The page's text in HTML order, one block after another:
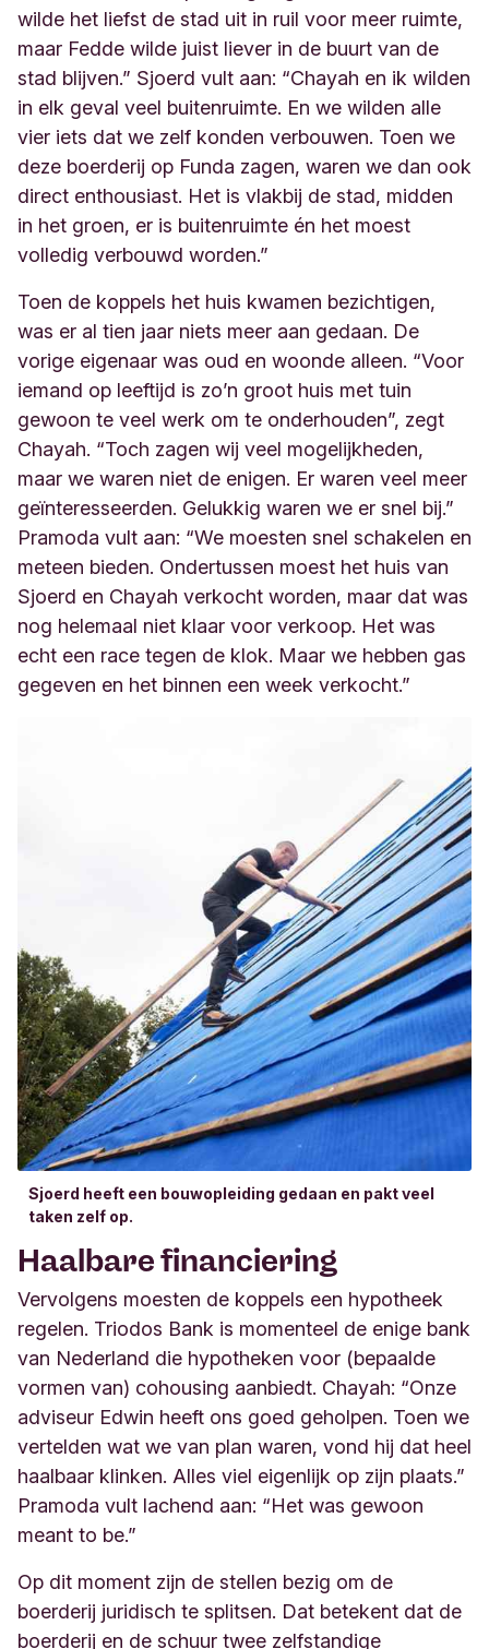
wilde het liefst de stad uit in ruil voor meer ruimte,
maar Fedde wilde juist liever in de buurt van de
stad blijven.” Sjoerd vult aan: “Chayah en ik wilden
in elk geval veel buitenruimte. En we wilden alle
vier iets dat we zelf konden verbouwen. Toen we
deze boerderij op Funda zagen, waren we dan ook
direct enthousiast. Het is vlakbij de stad, midden
in het groen, er is buitenruimte én het moest
volledig verbouwd worden.”
Toen de koppels het huis kwamen bezichtigen,
was er al tien jaar niets meer aan gedaan. De
vorige eigenaar was oud en woonde alleen. “Voor
iemand op leeftijd is zo’n groot huis met tuin
gewoon te veel werk om te onderhouden”, zegt
Chayah. “Toch zagen wij veel mogelijkheden,
maar we waren niet de enigen. Er waren veel meer
geïnteresseerden. Gelukkig waren we er snel bij.”
Pramoda vult aan: “We moesten snel schakelen en
meteen bieden. Ondertussen moest het huis van
Sjoerd en Chayah verkocht worden, maar dat was
nog helemaal niet klaar voor verkoop. Het was
echt een race tegen de klok. Maar we hebben gas
gegeven en het binnen een week verkocht.”
Sjoerd heeft een bouwopleiding gedaan en pakt veel
taken zelf op.
Haalbare financiering
Vervolgens moesten de koppels een hypotheek
regelen. Triodos Bank is momenteel de enige bank
van Nederland die hypotheken voor (bepaalde
vormen van) cohousing aanbiedt. Chayah: “Onze
adviseur Edwin heeft ons goed geholpen. Toen we
vertelden wat we van plan waren, vond hij dat heel
haalbaar klinken. Alles viel eigenlijk op zijn plaats.”
Pramoda vult lachend aan: “Het was gewoon
meant to be.”
Op dit moment zijn de stellen bezig om de
boerderij juridisch te splitsen. Dat betekent dat de
boerderij en de schuur twee zelfstandige